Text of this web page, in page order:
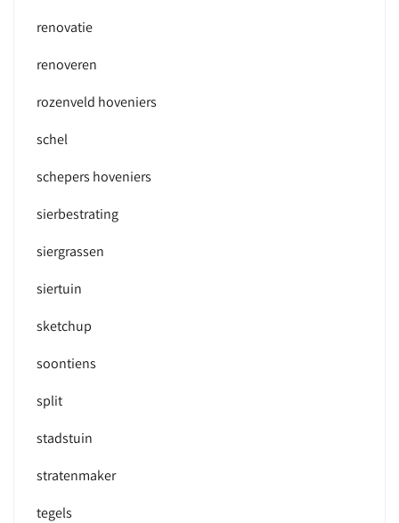
renovatie
renoveren
rozenveld hoveniers
schel
schepers hoveniers
sierbestrating
siergrassen
siertuin
sketchup
soontiens
split
stadstuin
stratenmaker
tegels